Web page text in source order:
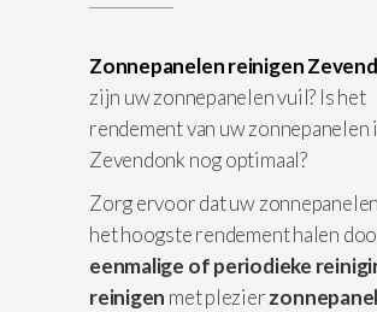
Zonnepanelen reinigen
zijn uw zonnepanelen vuil? Is het
rendement van uw zonnepanelen
Zevendonk nog optimaal?
Zorg ervoor dat uw
het hoogste rendement halen
eenmalige of periodieke
reinigen met plezier